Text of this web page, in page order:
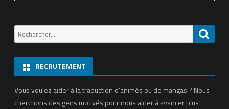
Recherche
pour:
RECRUTEMENT
Vous voulez aider à la traduction d’animés ou de mangas ? Nous
cherchons des gens motivés pour nous aider à avancer plus